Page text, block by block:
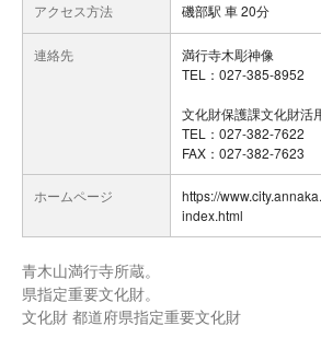
アクセス方法 磯部駅 車 20分
連絡先
満行寺木彫神像
TEL：027-385-8952
文化財保護課文化財活
TEL：027-382-7622
FAX：027-382-7623
ホームページ
https://
index.html
青木山満行寺所蔵。
県指定重要文化財。
文化財 都道府県指定重要文化財